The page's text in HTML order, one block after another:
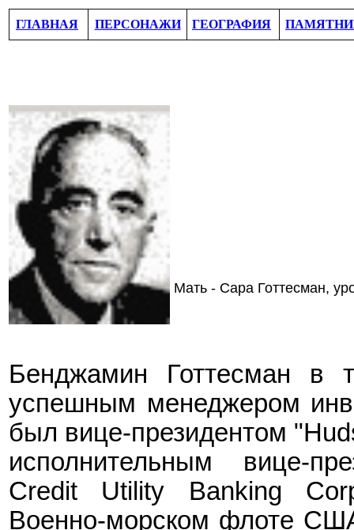
ГЛАВНАЯ ПЕРСОНАЖИ ГЕОГРАФИЯ
Мать - Сара Готтесман,
Бенджамин Готтесман в
успешным менеджером
был вице-президентом "
исполнительным вице-
Credit Utility Banking
Военно-морском флоте